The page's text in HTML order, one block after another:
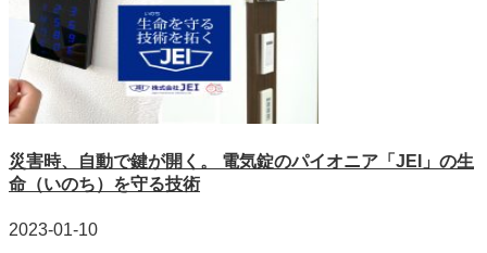
災害時、自動で鍵が開く。 電気錠のパイオニア「JEI」の生
命（いのち）を守る技術
2023-01-10